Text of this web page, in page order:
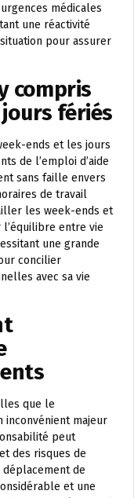
médicales
une réactivité
pour assurer
compris
fériés
ends et les jours
de l’emploi d’aide
sans faille envers
de travail
les week-ends et
entre vie
une grande
concilier
avec sa vie
que le
inconvénient majeur
peut
des risques de
déplacement de
et une